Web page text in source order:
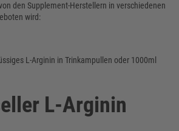
den Supplement-Herstellern in verschiedenen
wird:
L-Arginin in Trinkampullen oder 1000ml
L-Arginin